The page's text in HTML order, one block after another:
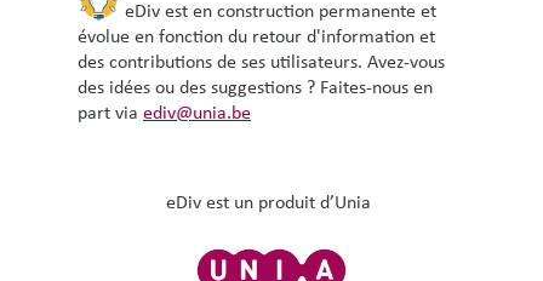
eDiv est en construction permanente et
évolue en fonction du retour d'information et
des contributions de ses utilisateurs. Avez-vous
des idées ou des suggestions ? Faites-nous en
part via ediv@unia.be
eDiv est un produit d’Unia